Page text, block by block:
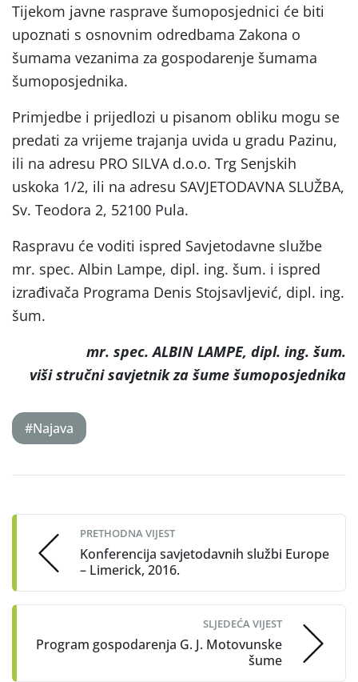
Tijekom javne rasprave šumoposjednici će biti
upoznati s osnovnim odredbama Zakona o
šumama vezanima za gospodarenje šumama
šumoposjednika.
Primjedbe i prijedlozi u pisanom obliku mogu se
predati za vrijeme trajanja uvida u gradu Pazinu,
ili na adresu PRO SILVA d.o.o. Trg Senjskih
uskoka 1/2, ili na adresu SAVJETODAVNA SLUŽBA,
Sv. Teodora 2, 52100 Pula.
Raspravu će voditi ispred Savjetodavne službe
mr. spec. Albin Lampe, dipl. ing. šum. i ispred
izrađivača Programa Denis Stojsavljević, dipl. ing.
šum.
mr. spec. ALBIN LAMPE, dipl. ing. šum.
viši stručni savjetnik za šume šumoposjednika
#Najava
navigation
PRETHODNA VIJEST
Konferencija savjetodavnih službi Europe
– Limerick, 2016.
SLJEDEĆA VIJEST
Program gospodarenja G. J. Motovunske
šume